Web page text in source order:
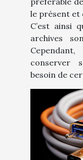
le présent et
C’est ainsi
archives
conserver
besoin de